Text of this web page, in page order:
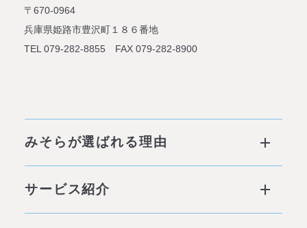
〒670-0964
兵庫県姫路市豊沢町１８６番地
TEL 079-282-8855 FAX 079-282-8900
みそらが選ばれる理由
サービス紹介